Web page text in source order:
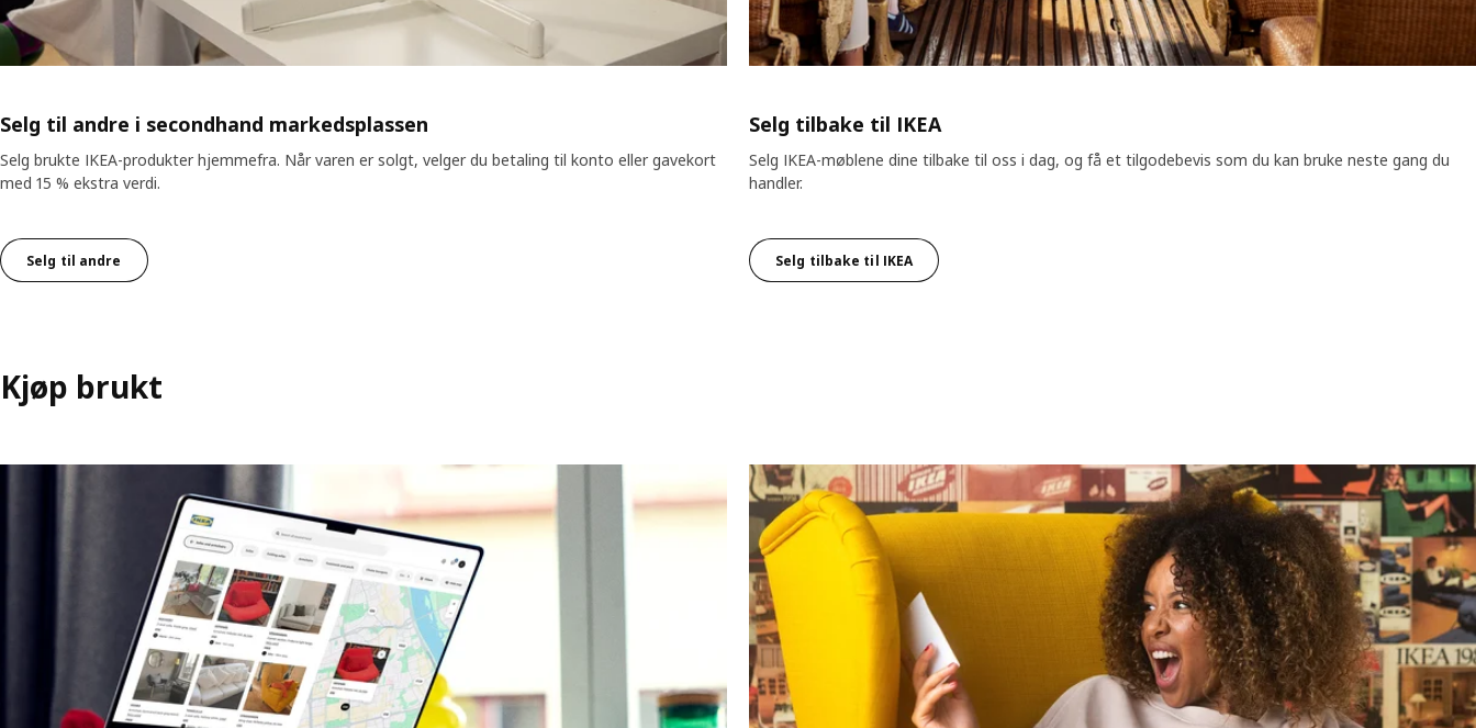
Selg til andre i secondhand markedsplassen
Selg brukte IKEA-produkter hjemmefra. Når varen er solgt, velger du betaling til konto eller gavekort
med 15 % ekstra verdi.
Selg til andre
Selg tilbake til IKEA
Selg IKEA-møblene dine tilbake til oss i dag, og få et tilgodebevis som du kan bruke neste gang du
handler.
Selg tilbake til IKEA
Kjøp brukt